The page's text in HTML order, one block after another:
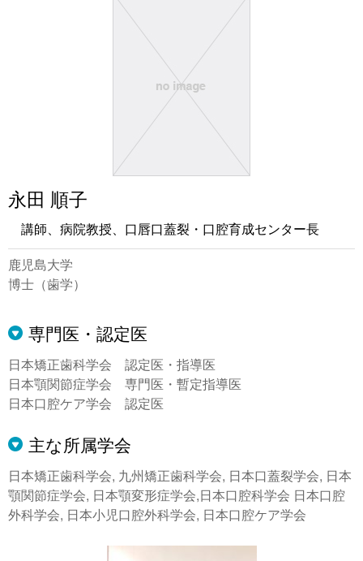
永田 順子
講師、病院教授、口唇口蓋裂・口腔育成センター長
鹿児島大学
博士（歯学）
専門医・認定医
日本矯正歯科学会 認定医・指導医
日本顎関節症学会 専門医・暫定指導医
日本口腔ケア学会 認定医
主な所属学会
日本矯正歯科学会, 九州矯正歯科学会, 日本口蓋裂学会, 日本
顎関節症学会, 日本顎変形症学会,日本口腔科学会 日本口腔
外科学会, 日本小児口腔外科学会, 日本口腔ケア学会